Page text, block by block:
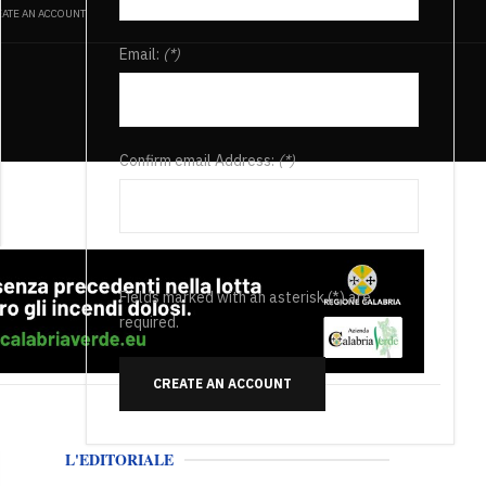
AN ACCOUNT
Email: (*)
Confirm email Address:(*)
Fields marked with an asterisk (*) are
required.
CREATE AN ACCOUNT
L'EDITORIALE